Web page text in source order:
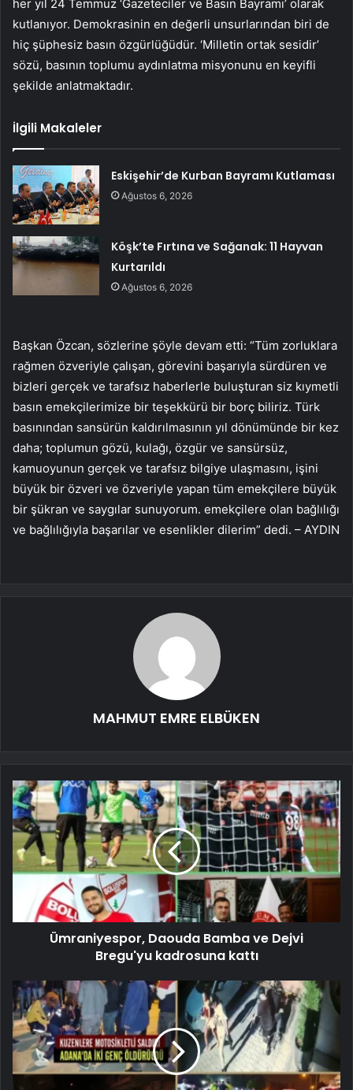
her yıl 24 Temmuz ‘Gazeteciler ve Basın Bayramı’ olarak
kutlanıyor. Demokrasinin en değerli unsurlarından biri de
hiç şüphesiz basın özgürlüğüdür. ‘Milletin ortak sesidir’
sözü, basının toplumu aydınlatma misyonunu en keyifli
şekilde anlatmaktadır.
İlgili Makaleler
Eskişehir’de Kurban Bayramı Kutlaması
Ağustos 6, 2026
Köşk’te Fırtına ve Sağanak: 11 Hayvan
Kurtarıldı
Ağustos 6, 2026
Başkan Özcan, sözlerine şöyle devam etti: “Tüm zorluklara
rağmen özveriyle çalışan, görevini başarıyla sürdüren ve
bizleri gerçek ve tarafsız haberlerle buluşturan siz kıymetli
basın emekçilerimize bir teşekkürü bir borç biliriz. Türk
basınından sansürün kaldırılmasının yıl dönümünde bir kez
daha; toplumun gözü, kulağı, özgür ve sansürsüz,
kamuoyunun gerçek ve tarafsız bilgiye ulaşmasını, işini
büyük bir özveri ve özveriyle yapan tüm emekçilere büyük
bir şükran ve saygılar sunuyorum. emekçilere olan bağlılığı
ve bağlılığıyla başarılar ve esenlikler dilerim” dedi. – AYDIN
MAHMUT EMRE ELBÜKEN
Ümraniyespor, Daouda Bamba ve Dejvi
Bregu'yu kadrosuna kattı